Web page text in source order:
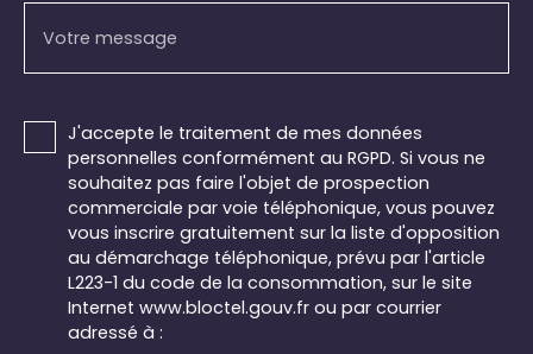
Votre message
J'accepte le traitement de mes données
personnelles conformément au RGPD. Si vous ne
souhaitez pas faire l'objet de prospection
commerciale par voie téléphonique, vous pouvez
vous inscrire gratuitement sur la liste d'opposition
au démarchage téléphonique, prévu par l'article
L223-1 du code de la consommation, sur le site
Internet www.bloctel.gouv.fr ou par courrier
adressé à :